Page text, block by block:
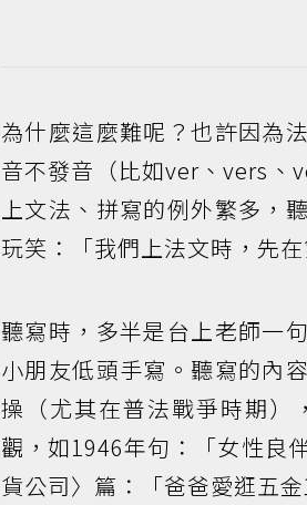
為什麼這麼難呢？也許因為
音不發音（比如ver、vers、
上文法、拼寫的例外繁多，
玩笑：「我們上法文時，先
聽寫時，多半是台上老師一
小朋友低頭手寫。聽寫的內
操（尤其在普法戰爭時期）
觀，如1946年句：「女性良
貨公司〉篇：「爸爸愛逛五